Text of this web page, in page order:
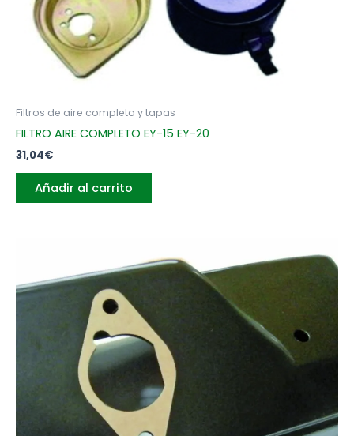
Filtros de aire completo y tapas
FILTRO AIRE COMPLETO EY-15 EY-20
31,04€
Añadir al carrito